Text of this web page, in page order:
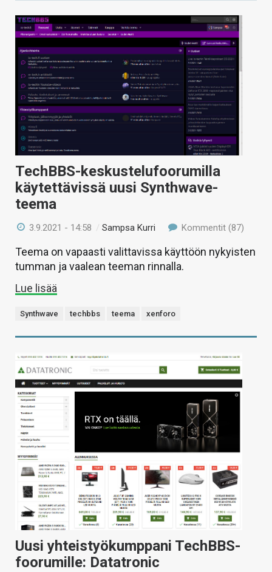
TechBBS-keskustelufoorumilla
käytettävissä uusi Synthwave-
teema
3.9.2021 - 14:58 /Sampsa Kurri Kommentit (87)
Teema on vapaasti valittavissa käyttöön nykyisten
tumman ja vaalean teeman rinnalla.
Lue lisää
Synthwave techbbs teema xenforo
Uusi yhteistyökumppani TechBBS-
foorumille: Datatronic